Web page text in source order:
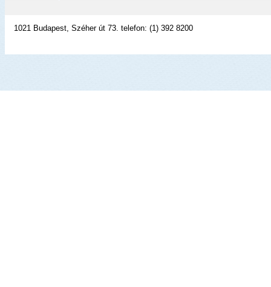
1021 Budapest, Széher út 73. telefon: (1) 392 8200